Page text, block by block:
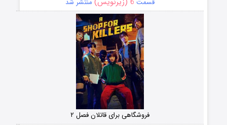
قسمت منتشر شد
فروشگاهی برای قاتلان فصل ۲